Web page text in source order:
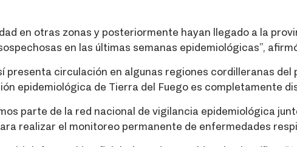
en otras zonas y posteriormente hayan llegado a la
en las últimas semanas epidemiológicas”,
circulación en algunas regiones cordilleranas del
epidemiológica de Tierra del Fuego es completamente
parte de la red nacional de vigilancia epidemiológica
realizar el monitoreo permanente de enfermedades